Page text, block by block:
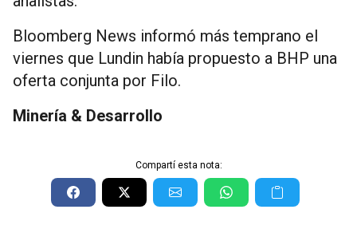
Bloomberg News informó más temprano el
viernes que Lundin había propuesto a BHP una
oferta conjunta por Filo.
Minería & Desarrollo
Compartí esta nota: